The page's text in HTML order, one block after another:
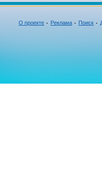
О проекте Реклама Поиск